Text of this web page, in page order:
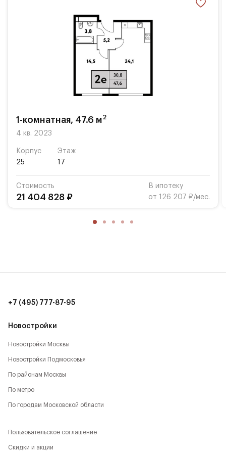
Стильные авторские лобби
Закрытый благоустроенный двор без машин
2х уровневый подземный паркинг
Рядом 25 детских садов, 12 школ
Транспортная доступность:
2 мин. до м. Речной вокзал (200 м)
5 мин. до Ленинградского шоссе (650 м)
8 мин. до МКАД (7 км)
13 мин. до ТТК (13 км)
17 мин. до Садового кольца (17 км)
12 мин. до ТЦ Авиапарк (11 км)
1-комнатная, 47.6 м2
4 кв. 2023
Корпус
25
Этаж
17
Стоимость
21 404 828 ₽
В ипотеку
от 126 207 ₽/мес.
Новостройки
Новостройки Москвы
Новостройки Подмосковья
По районам Москвы
По метро
По городам Московской области
+7 (495) 777-87-95
Пользовательское соглашение
Скидки и акции